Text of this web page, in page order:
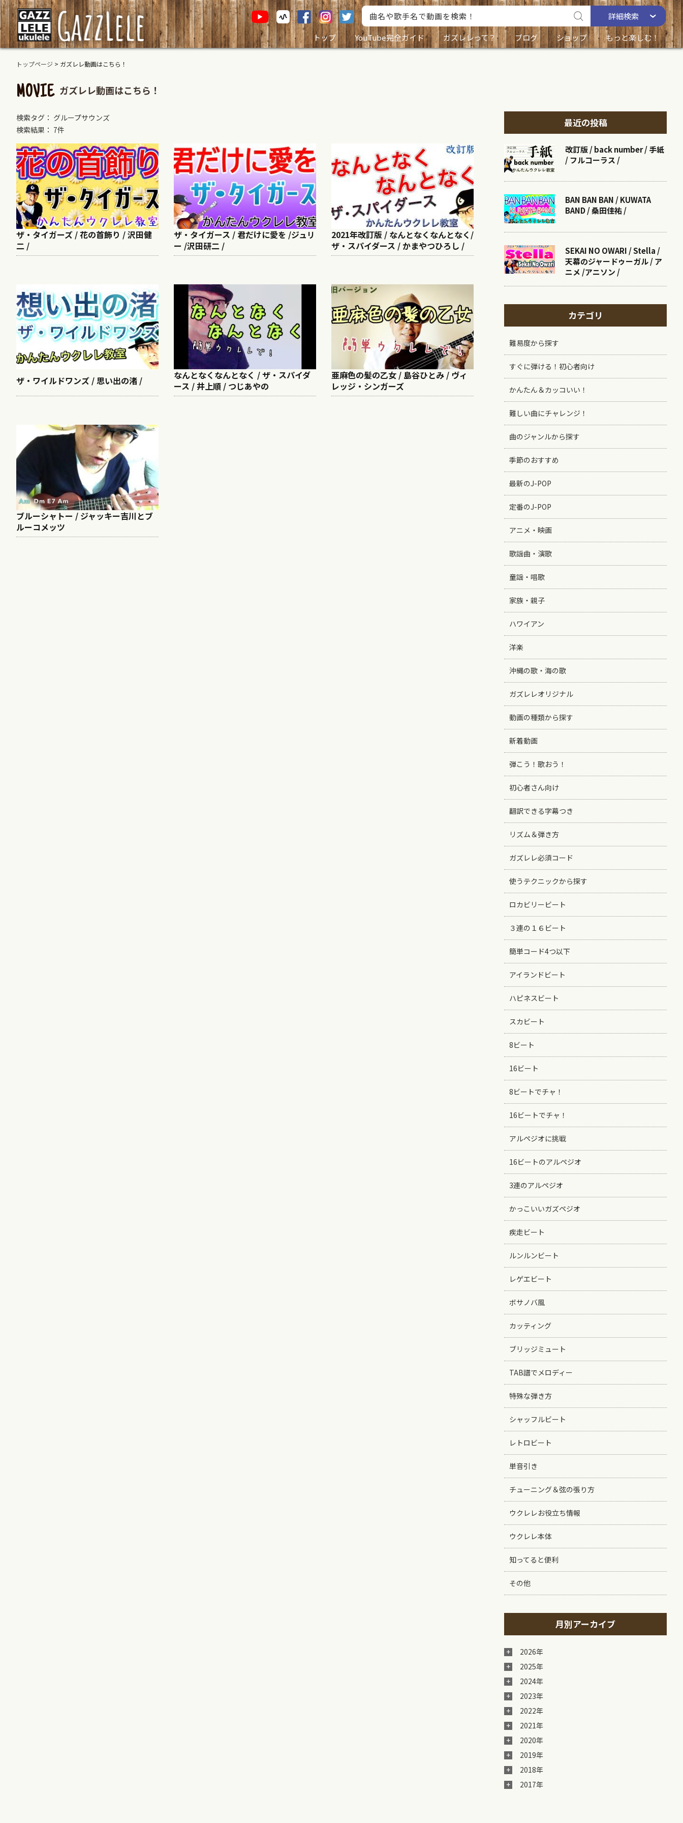
詳細検索
トップ
YouTube完全ガイド ガズレレって？ ブログ ショップ もっと楽しむ！
トップページ > ガズレレ動画はこちら！
MOVIE ガズレレ動画はこちら！
検索タグ： グループサウンズ
検索結果： 7件
ザ・タイガーズ / 花の首飾り / 沢田健
二 /
ザ・タイガース / 君だけに愛を /ジュリ
ー /沢田研二 /
2021年改訂版 / なんとなくなんとなく/
ザ・スパイダース / かまやつひろし /
ザ・ワイルドワンズ / 思い出の渚 /
なんとなくなんとなく / ザ・スパイダ
ース / 井上順 / つじあやの
亜麻色の髪の乙女 / 島谷ひとみ / ヴィ
レッジ・シンガーズ
ブルーシャトー / ジャッキー吉川とブ
ルーコメッツ
最近の投稿
改訂版 / back number / 手紙
/ フルコーラス /
BAN BAN BAN / KUWATA
BAND / 桑田佳祐 /
SEKAI NO OWARI / Stella /
天幕のジャードゥーガル / ア
ニメ /アニソン /
カテゴリ
難易度から探す
すぐに弾ける！初心者向け
かんたん＆カッコいい！
難しい曲にチャレンジ！
曲のジャンルから探す
季節のおすすめ
最新のJ-POP
定番のJ-POP
アニメ・映画
歌謡曲・演歌
童謡・唱歌
家族・親子
ハワイアン
洋楽
沖縄の歌・海の歌
ガズレレオリジナル
動画の種類から探す
新着動画
弾こう！歌おう！
初心者さん向け
翻訳できる字幕つき
リズム＆弾き方
ガズレレ必須コード
使うテクニックから探す
ロカビリービート
３連の１６ビート
簡単コード4つ以下
アイランドビート
ハピネスビート
スカビート
8ビート
16ビート
8ビートでチャ！
16ビートでチャ！
アルペジオに挑戦
16ビートのアルペジオ
3連のアルペジオ
かっこいいガズペジオ
疾走ビート
ルンルンビート
レゲエビート
ボサノバ風
カッティング
ブリッジミュート
TAB譜でメロディー
特殊な弾き方
シャッフルビート
レトロビート
単音引き
チューニング＆弦の張り方
ウクレレお役立ち情報
ウクレレ本体
知ってると便利
その他
月別アーカイブ
2026年
2025年
2024年
2023年
2022年
2021年
2020年
2019年
2018年
2017年